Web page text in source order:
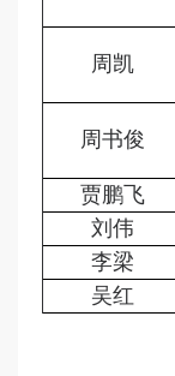
周凯
周书俊
贾鹏飞
刘伟
李梁
吴红